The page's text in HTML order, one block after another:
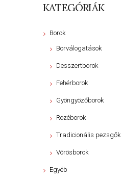
KATEGÓRIÁK
Borok
Borválogatások
Desszertborok
Fehérborok
Gyöngyözőborok
Rozéborok
Tradicionális pezsgők
Vörösborok
Egyéb